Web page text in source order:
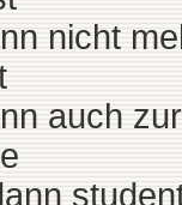
nicht
auch